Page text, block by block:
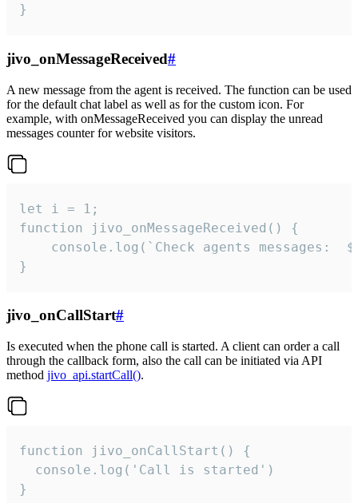
}
jivo_onMessageReceived#
A new message from the agent is received. The function can be used
for the default chat label as well as for the custom icon. For
example, with onMessageReceived you can display the unread
messages counter for website visitors.
let i = 1;
function jivo_onMessageReceived() {
}
jivo_onCallStart#
Is executed when the phone call is started. A client can order a call
through the callback form, also the call can be initiated via API
method jivo_api.startCall().
function jivo_onCallStart() {
  console.log('Call is started')
}